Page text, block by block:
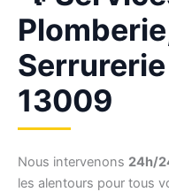
13009
Nous intervenons 24h/
les alentours pour tous